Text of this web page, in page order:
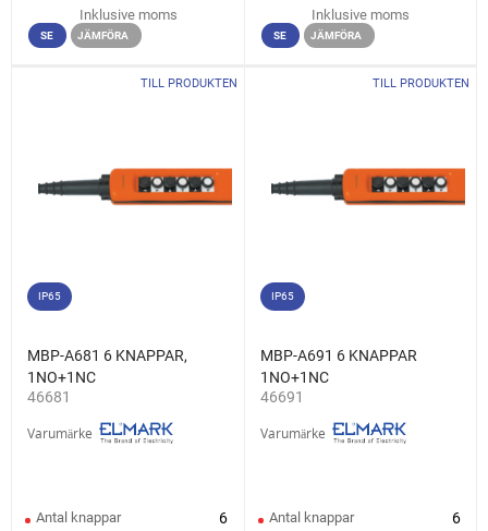
Inklusive moms
SE JÄMFÖRA
Inklusive moms
SE JÄMFÖRA
TILL PRODUKTEN
IP65
MBP-A681 6 KNAPPAR,
1NO+1NC
46681
Varumärke
Antal knappar 6
TILL PRODUKTEN
IP65
MBP-A691 6 KNAPPAR
1NO+1NC
46691
Varumärke
Antal knappar 6